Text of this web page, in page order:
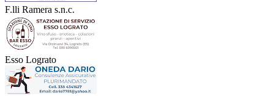
F.lli Ramera s.n.c.
Esso Lograto